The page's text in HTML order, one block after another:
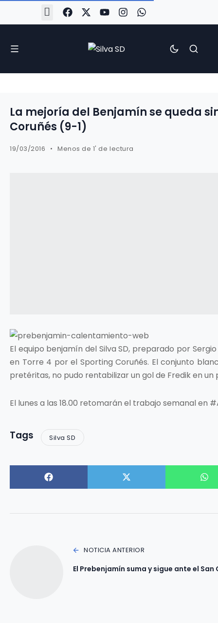
La mejoría del Benjamín se queda
Coruñés (9-1)
19/03/2016 Menos de 1' de lectura
El equipo benjamín del Silva SD, preparado por
en Torre 4 por el Sporting Coruñés. El conjunto
pretéritas, no pudo rentabilizar un gol de Fredik en un
El lunes a las 18.00 retomarán el trabajo semanal en
Tags Silva SD
NOTICIA ANTERIOR
El Prebenjamín suma y sigue ante el